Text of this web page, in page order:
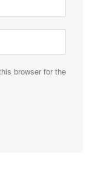
browser for the